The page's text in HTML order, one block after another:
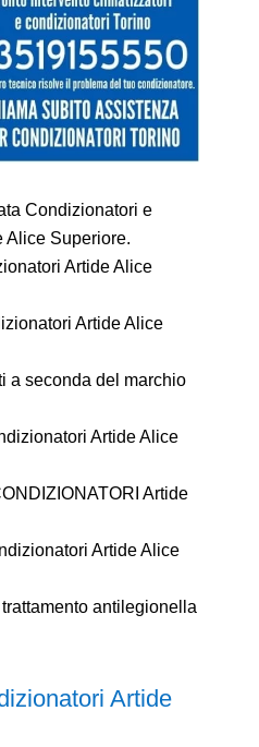
Condizionatori e
Alice Superiore.
Artide Alice
Artide Alice
a seconda del marchio
Artide Alice
Artide
Artide Alice
antilegionella
Artide